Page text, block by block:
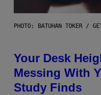
PHOTO: BATUHAN TOKER /
Your Desk
Messing With
Study Finds